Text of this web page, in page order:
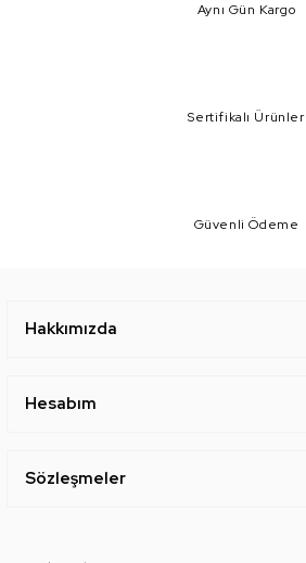
Aynı Gün Kargo
Sertifikalı Ürünler
Güvenli Ödeme
Hakkımızda
Hesabım
Sözleşmeler